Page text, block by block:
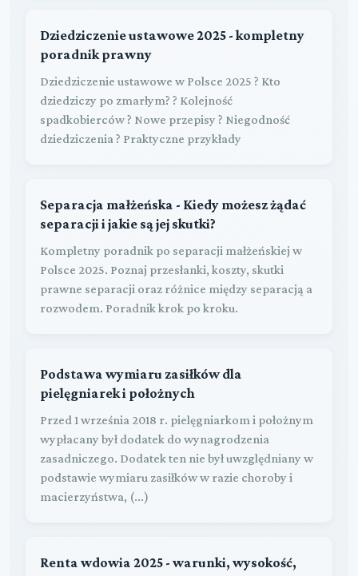
Dziedziczenie ustawowe 2025 - kompletny
poradnik prawny
Dziedziczenie ustawowe w Polsce 2025 ? Kto
dziedziczy po zmarłym? ? Kolejność
spadkobierców ? Nowe przepisy ? Niegodność
dziedziczenia ? Praktyczne przykłady
Separacja małżeńska - Kiedy możesz żądać
separacji i jakie są jej skutki?
Kompletny poradnik po separacji małżeńskiej w
Polsce 2025. Poznaj przesłanki, koszty, skutki
prawne separacji oraz różnice między separacją a
rozwodem. Poradnik krok po kroku.
Podstawa wymiaru zasiłków dla
pielęgniarek i położnych
Przed 1 września 2018 r. pielęgniarkom i położnym
wypłacany był dodatek do wynagrodzenia
zasadniczego. Dodatek ten nie był uwzględniany w
podstawie wymiaru zasiłków w razie choroby i
macierzyństwa, (...)
Renta wdowia 2025 - warunki, wysokość,